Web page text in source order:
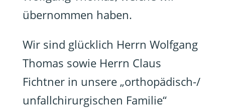
übernommen haben.
Wir sind glücklich Herrn Wolfgang
Thomas sowie Herrn Claus
Fichtner in unsere „orthopädisch-/
unfallchirurgischen Familie“